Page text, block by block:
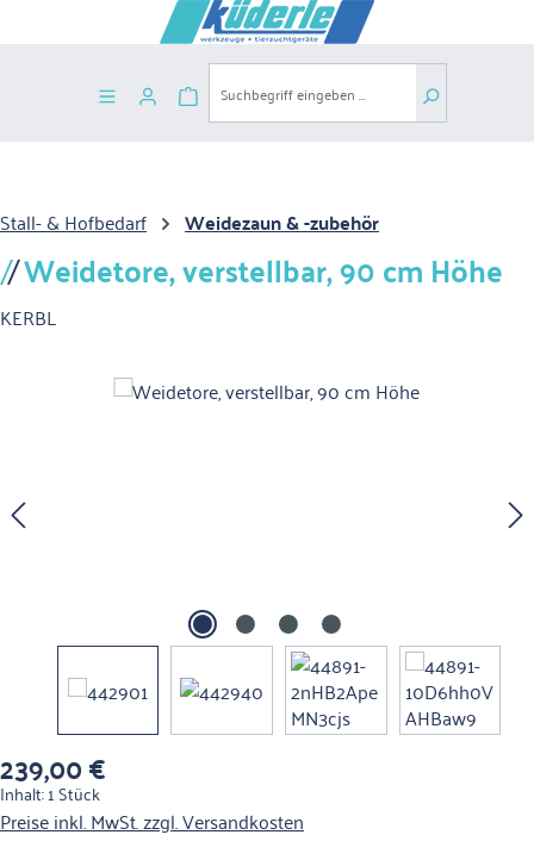
Zum Hauptinhalt springen
Warenkorb enthält 0 Positionen. Der
Stall- & Hofbedarf Weidezaun & -zubehör
Weidetore, verstellbar, 90 cm Höhe
KERBL
Bildergalerie überspringen
Regulärer Preis:
239,00 €
Inhalt:1 Stück
Preise inkl. MwSt. zzgl. Versandkosten